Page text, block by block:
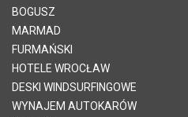
BOGUSZ
MARMAD
FURMAŃSKI
HOTELE WROCŁAW
DESKI WINDSURFINGOWE
WYNAJEM AUTOKARÓW